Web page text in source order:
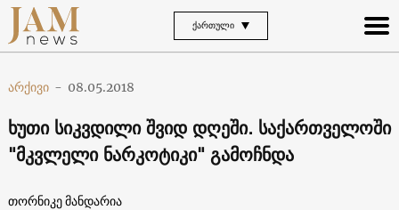
ᲥᲐᲠᲗᲣᲚᲘ
არქივი - 08.05.2018
ხუთი სიკვდილი შვიდ დღეში. საქართველოში
"მკვლელი ნარკოტიკი" გამოჩნდა
თორნიკე მანდარია